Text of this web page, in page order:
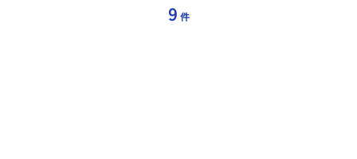
のだ。 サージェス×リシュリー CP固定です。 ・サージェス
精霊王の血を引く王族 金髪に薄紫の瞳、紫とい
9 件